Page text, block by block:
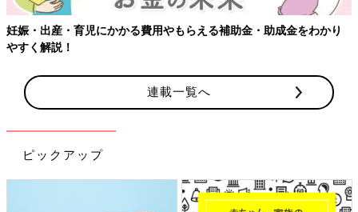
妊娠・出産・育児にかかる費用やもらえる補助金・助成金をわかり
やすく解説！
連載一覧へ
ピックアップ